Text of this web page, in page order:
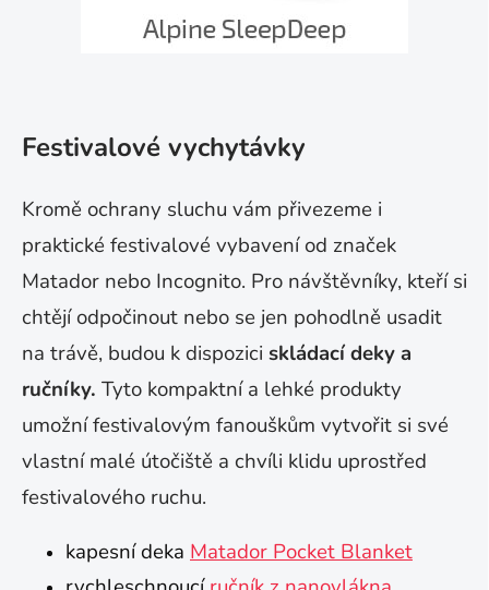
Festivalové vychytávky
Kromě ochrany sluchu vám přivezeme i
praktické festivalové vybavení od značek
Matador nebo Incognito. Pro návštěvníky, kteří si
chtějí odpočinout nebo se jen pohodlně usadit
na trávě, budou k dispozici skládací deky a
ručníky. Tyto kompaktní a lehké produkty
umožní festivalovým fanouškům vytvořit si své
vlastní malé útočiště a chvíli klidu uprostřed
festivalového ruchu.
kapesní deka Matador Pocket Blanket